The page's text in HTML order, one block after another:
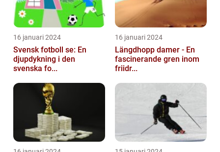
16 januari 2024
Svensk fotboll se: En
djupdykning i den
svenska fo...
16 januari 2024
Längdhopp damer - En
fascinerande gren inom
friidr...